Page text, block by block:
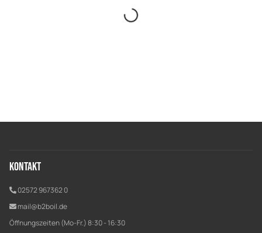
Kontakt
02572 967362 0
mail@b2boil.de
Öffnungszeiten (Mo-Fr.) 8:30 - 16:30